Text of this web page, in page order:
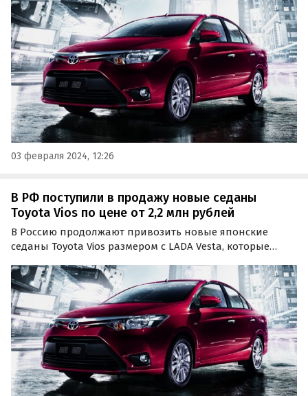
они подешевели до 1 835 000 рублей, то сейчас цены на
них снизились до 1 799 000 рублей, выяснили…
03 февраля 2024, 12:26
В РФ поступили в продажу новые седаны
Toyota Vios по цене от 2,2 млн рублей
В Россию продолжают привозить новые японские
седаны Toyota Vios размером с LADA Vesta, которые
официально.